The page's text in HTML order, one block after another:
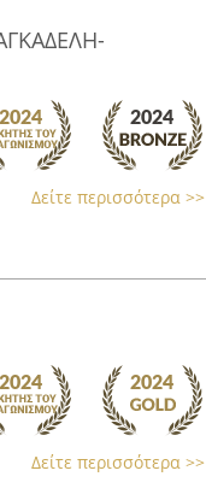
Δείτε περισσότερα >>
Δείτε περισσότερα >>